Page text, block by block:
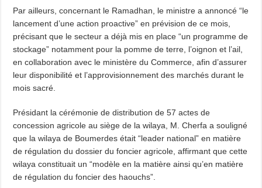
Par ailleurs, concernant le Ramadhan, le ministre a annoncé “le
lancement d’une action proactive” en prévision de ce mois,
précisant que le secteur a déjà mis en place “un programme de
stockage” notamment pour la pomme de terre, l’oignon et l’ail,
en collaboration avec le ministère du Commerce, afin d’assurer
leur disponibilité et l’approvisionnement des marchés durant le
mois sacré.
Présidant la cérémonie de distribution de 57 actes de
concession agricole au siège de la wilaya, M. Cherfa a souligné
que la wilaya de Boumerdes était “leader national” en matière
de régulation du dossier du foncier agricole, affirmant que cette
wilaya constituait un “modèle en la matière ainsi qu’en matière
de régulation du foncier des haouchs”.